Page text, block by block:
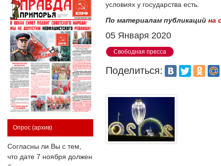
Опрос (архив)
Согласны ли Вы с тем,
что дате 7 ноября должен
условиях у государства есть.
По материалам публикацийна
05 Января 2020
Свободная пресса
Поделиться: